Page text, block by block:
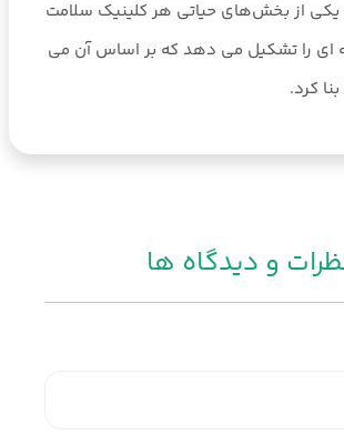
از بخش‌های حیاتی هر کلینیک سلامت
ای را تشکیل می دهد که بر اساس آن می
کرد.
و دیدگاه ها